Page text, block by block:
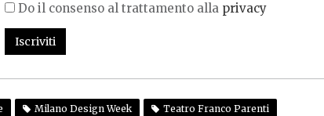
Do il consenso al trattamento alla privacy
Iscriviti
Milano Design Week Teatro Franco Parenti